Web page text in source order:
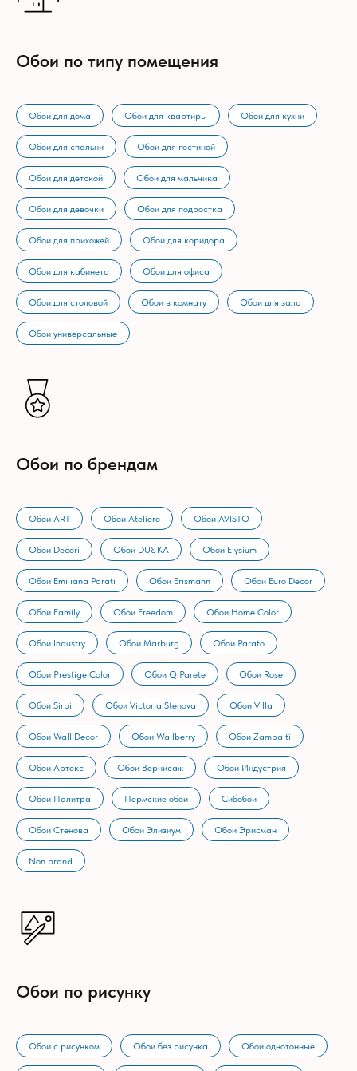
Обои по типу помещения
Обои для дома Обои для квартиры Обои для кухни
Обои для спальни Обои для гостиной
Обои для детской Обои для мальчика
Обои для девочки Обои для подростка
Обои для прихожей Обои для коридора
Обои для кабинета Обои для офиса
Обои для столовой Обои в комнату Обои для зала
Обои универсальные
Обои по брендам
Обои ART Обои Ateliero Обои AVISTO
Обои Decori Обои DU&KA Обои Elysium
Обои Emiliana Parati Обои Erismann Обои Euro Decor
Обои Family Обои Freedom Обои Home Color
Обои Industry Обои Marburg Обои Parato
Обои Prestige Color Обои Q.Parete Обои Rose
Обои Sirpi Обои Victoria Stenova Обои Villa
Обои Wall Decor Обои Wallberry Обои Zambaiti
Обои Артекс Обои Вернисаж Обои Индустрия
Обои Палитра Пермские обои Сибобои
Обои Стенова Обои Элизиум Обои Эрисман
Non brand
Обои по рисунку
Обои с рисунком Обои без рисунка Обои однотонные